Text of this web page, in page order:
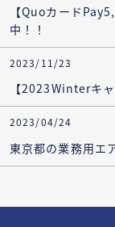
【Quoカード
中！！
2023/11/23
【2023Winterキ
2023/04/24
東京都の業務用エ